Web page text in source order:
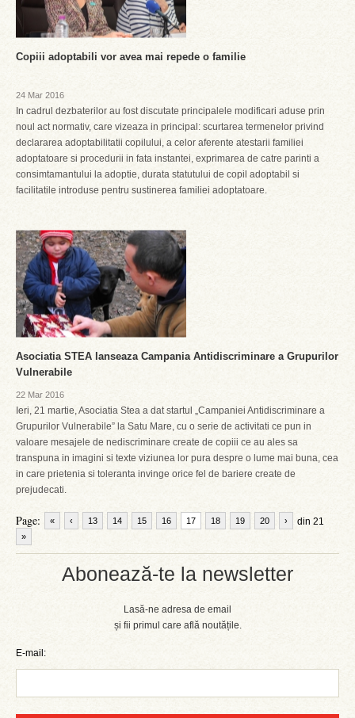
Abonează-te la newsletter
Lasă-ne adresa de email
și fii primul care află noutățile.
E-mail:
Copiii adoptabili vor avea mai repede o familie
24 Mar 2016
In cadrul dezbaterilor au fost discutate principalele modificari aduse prin
noul act normativ, care vizeaza in principal: scurtarea termenelor privind
declararea adoptabilitatii copilului, a celor aferente atestarii familiei
adoptatoare si procedurii in fata instantei, exprimarea de catre parinti a
consimtamantului la adoptie, durata statutului de copil adoptabil si
facilitatile introduse pentru sustinerea familiei adoptatoare.
Asociatia STEA lanseaza Campania Antidiscriminare a Grupurilor
Vulnerabile
22 Mar 2016
Ieri, 21 martie, Asociatia Stea a dat startul „Campaniei Antidiscriminare a
Grupurilor Vulnerabile” la Satu Mare, cu o serie de activitati ce pun in
valoare mesajele de nediscriminare create de copiii ce au ales sa
transpuna in imagini si texte viziunea lor pura despre o lume mai buna, cea
in care prietenia si toleranta invinge orice fel de bariere create de
prejudecati.
Page: « ‹ 13 14 15 16 17 18 19 20 din 21
›
»